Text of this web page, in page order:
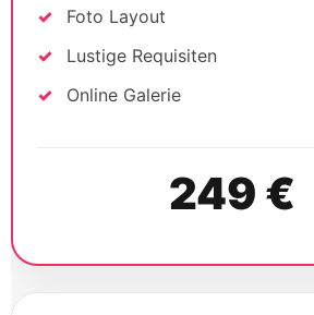
Foto Layout
Lustige Requisiten
Online Galerie
249 €